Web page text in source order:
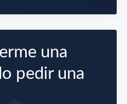
una
pedir una